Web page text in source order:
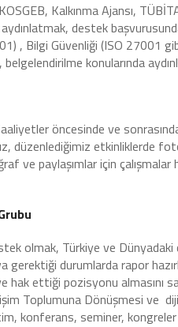
Kalkınma Ajansı,
destek
, Bilgi Güvenliği (ISO 27001
konularında
öncesinde ve sonrasında
düzenlediğimiz
ve paylaşımlar için
olmak, Türkiye ve Dünyadaki
gerektiği durumlarda rapor
ettiği pozisyonu almasını
Toplumuna Dönüşmesi ve
konferans, seminer,